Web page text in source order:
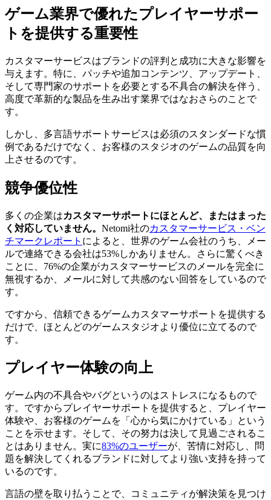
ゲーム業界で優れたプレイヤーサポー
トを提供する重要性
カスタマーサービスはブランドの評判と成功に大きな影響を
与えます。特に、パッチや追加コンテンツ、アップデート、
そして専門家のサポートを必要とする不具合の解決を伴う、
高度で革新的な製品を生み出す業界ではなおさらのことで
す。
しかし、多言語サポートサービスは必須のスタンダードな慣
例であるだけでなく、お客様のスタジオのゲームの品質を向
上させるのです。
競争優位性
多くの企業はカスタマーサポートにほとんど、またはまった
く対応していません。 Netomi社のカスタマーサービス・ベン
チマークレポート によると、世界のゲーム会社のうち、メー
ルで連絡できる会社は53%しかありません。さらに驚くべき
ことに、76%の企業がカスタマーサービスのメールを完全に
無視するか、メールに対して共感のない回答をしているので
す。
ですから、信頼できるゲームカスタマーサポートを提供する
だけで、ほとんどのゲームスタジオより優位に立てるので
す。
プレイヤー体験の向上
ゲーム内の不具合やバグというのはストレスになるもので
す。ですからプレイヤーサポートを提供すると、プレイヤー
体験や、お客様のゲームを「心から気にかけている」という
ことを示せます。そして、その努力は決して見過ごされるこ
とはありません。実に83%のユーザーが、苦情に対応し、問
題を解決してくれるブランドに対してより強い支持を持って
いるのです。
言語の壁を取り払うことで、コミュニティが解決策を見つけ